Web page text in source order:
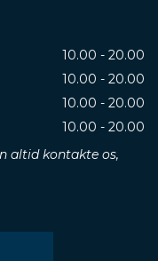
10.00 - 20.00
10.00 - 20.00
10.00 - 20.00
10.00 - 20.00
altid kontakte os,